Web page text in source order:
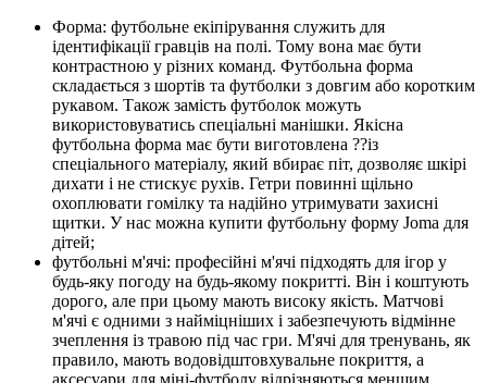
Форма: футбольне екіпірування служить для
ідентифікації гравців на полі. Тому вона має бути
контрастною у різних команд. Футбольна форма
складається з шортів та футболки з довгим або коротким
рукавом. Також замість футболок можуть
використовуватись спеціальні манішки. Якісна
футбольна форма має бути виготовлена ??із
спеціального матеріалу, який вбирає піт, дозволяє шкірі
дихати і не стискує рухів. Гетри повинні щільно
охоплювати гомілку та надійно утримувати захисні
щитки. У нас можна купити футбольну форму Joma для
дітей;
футбольні м'ячі: професійні м'ячі підходять для ігор у
будь-яку погоду на будь-якому покритті. Він і коштують
дорого, але при цьому мають високу якість. Матчові
м'ячі є одними з найміцніших і забезпечують відмінне
зчеплення із травою під час гри. М'ячі для тренувань, як
правило, мають водовідштовхувальне покриття, а
аксесуари для міні-футболу відрізняються меншим